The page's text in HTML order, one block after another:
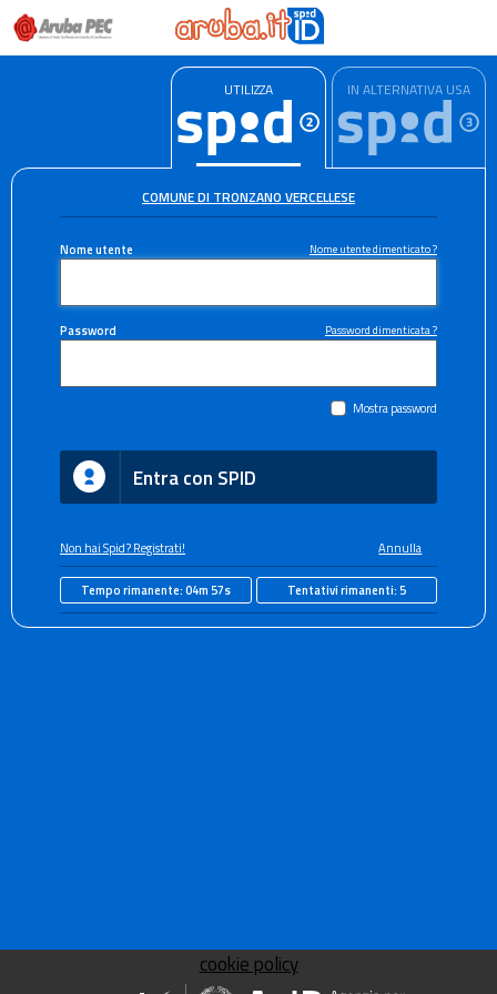
UTILIZZA IN ALTERNATIVA USA
COMUNE DI TRONZANO VERCELLESE
Nome utente Nome utente dimenticato ?
Password Password dimenticata ?
Mostra password
Entra con SPID
Non hai Spid? Registrati! Annulla
Tempo rimanente:04m 57s Tentativi rimanenti:5
cookie policy